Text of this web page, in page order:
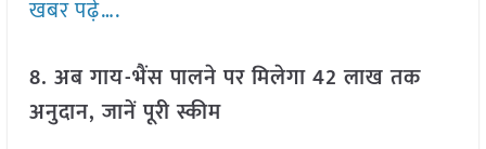
खबर पढ़े….
8. अब गाय-भैंस पालने पर मिलेगा 42 लाख तक
अनुदान, जानें पूरी स्कीम